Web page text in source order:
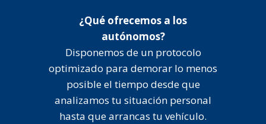
¿Qué ofrecemos a los
autónomos?
Disponemos de un protocolo
optimizado para demorar lo menos
posible el tiempo desde que
analizamos tu situación personal
hasta que arrancas tu vehículo.